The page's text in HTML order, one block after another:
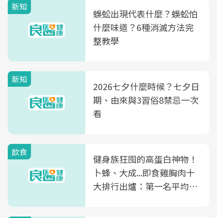
新知
蜈蚣出現代表什麼？蜈蚣怕
什麼味道？6種消滅方法完
整教學
新知
2026七夕什麼時候？七夕日
期、由來與3習俗8禁忌一次
看
飲食
健身族狂囤的高蛋白神物！
卜蜂、大成...即食雞胸肉十
大排行出爐：第一名平均一